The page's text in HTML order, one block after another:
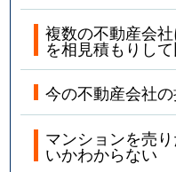
複数の不動産会
を相見積もりし
今の不動産会社
マンションを売
いかわからない